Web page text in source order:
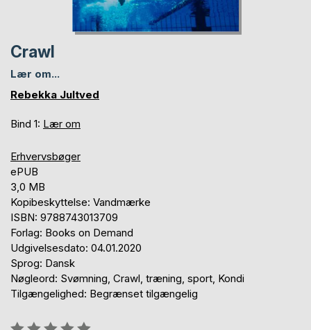
Crawl
Lær om...
Rebekka Jultved
Bind 1: Lær om
Erhvervsbøger
ePUB
3,0 MB
Kopibeskyttelse: Vandmærke
ISBN: 9788743013709
Forlag: Books on Demand
Udgivelsesdato: 04.01.2020
Sprog: Dansk
Nøgleord: Svømning, Crawl, træning, sport, Kondi
Tilgængelighed: Begrænset tilgængelig
Anmeldelse::